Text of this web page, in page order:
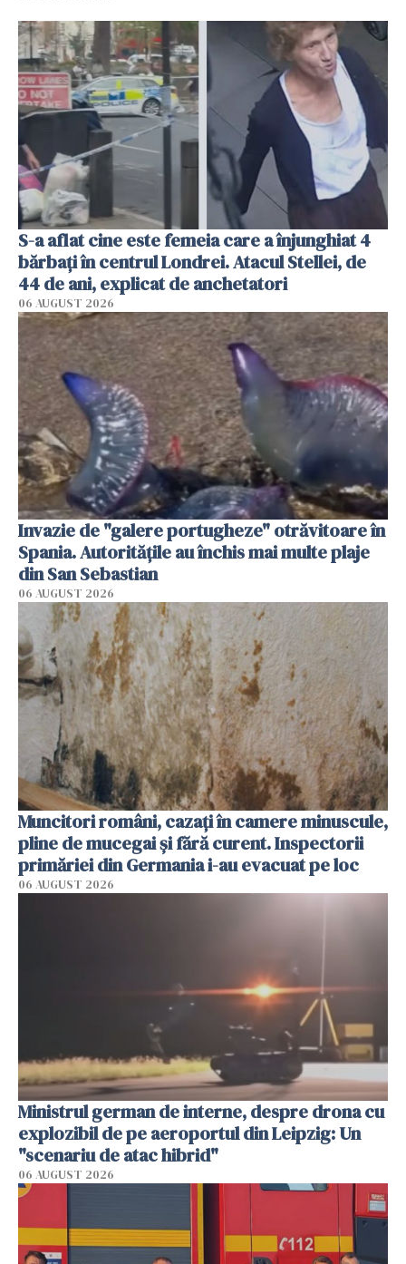
S-a aflat cine este femeia care a înjunghiat 4
bărbați în centrul Londrei. Atacul Stellei, de
44 de ani, explicat de anchetatori
06 AUGUST 2026
Invazie de "galere portugheze" otrăvitoare în
Spania. Autoritățile au închis mai multe plaje
din San Sebastian
06 AUGUST 2026
Muncitori români, cazați în camere minuscule,
pline de mucegai și fără curent. Inspectorii
primăriei din Germania i-au evacuat pe loc
06 AUGUST 2026
Ministrul german de interne, despre drona cu
explozibil de pe aeroportul din Leipzig: Un
"scenariu de atac hibrid"
06 AUGUST 2026